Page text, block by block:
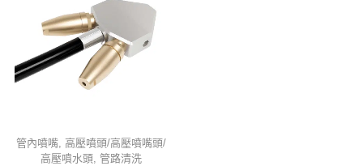
管內噴嘴, 高壓噴頭/高壓噴嘴頭/
高壓噴水頭, 管路清洗